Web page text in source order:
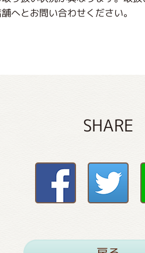
へとお問い合わせください。
SHARE